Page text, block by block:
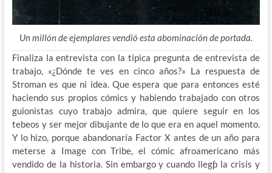
Un millón de ejemplares vendió esta abominación de portada.
Finaliza la entrevista con la típica pregunta de entrevista de
trabajo, «¿Dónde te ves en cinco años?» La respuesta de
Stroman es que ni idea. Que espera que para entonces esté
haciendo sus propios cómics y habiendo trabajado con otros
guionistas cuyo trabajo admira, que quiere seguir en los
tebeos y ser mejor dibujante de lo que era en aquel momento.
Y lo hizo, porque abandonaría Factor X antes de un año para
meterse a Image con Tribe, el cómic afroamericano más
vendido de la historia. Sin embargo y cuando llegƥ la crisis y